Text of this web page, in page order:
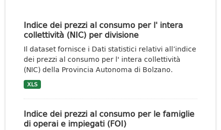
Indice dei prezzi al consumo per l' intera
collettività (NIC) per divisione
Il dataset fornisce i Dati statistici relativi all’indice
dei prezzi al consumo per l' intera collettività
(NIC) della Provincia Autonoma di Bolzano.
XLS
Indice dei prezzi al consumo per le famiglie
di operai e impiegati (FOI)